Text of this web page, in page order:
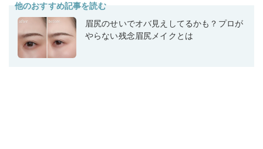
他のおすすめ記事を読む
眉尻のせいでオバ見えしてるかも？プロが
やらない残念眉尻メイクとは